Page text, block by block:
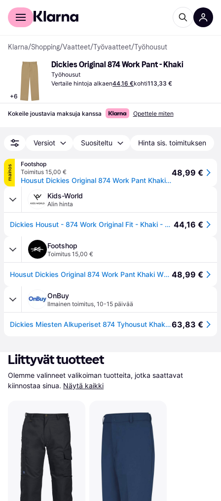
Kuluttajille
Klarna/Shopping/Vaatteet/Työvaatteet/Työhousut
+6
Dickies Original 874 Work Pant - Khaki
Työhousut
Vertaile hintoja alkaen44,16 €kohti113,33 €
Kokeile joustavia maksuja kanssa Opettele miten
Versiot Suositeltu Hinta sis. toimituksen
mainos
Footshop
Toimitus 15,00 €
Housut Dickies Original 874 Work Pant Khaki W30/L32
48,99 €
Kids-World
Alin hinta
Dickies Housut - 874 Work Original Fit - Khaki - Dickies - W30/L32 - Housut - puuvilla 44,16 €
Footshop
Toimitus 15,00 €
Housut Dickies Original 874 Work Pant Khaki W32/L30 48,99 €
OnBuy
Ilmainen toimitus, 10-15 päivää
Dickies Miesten Alkuperiset 874 Tyhousut Khaki 29W x 32L63,83 €
Liittyvät tuotteet
Olemme valinneet valikoiman tuotteita, jotka saattavat
kiinnostaa sinua. Näytä kaikki